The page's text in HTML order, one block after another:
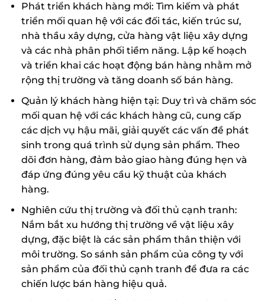
Phát triển khách hàng mới: Tìm kiếm và phát
triển mối quan hệ với các đối tác, kiến trúc sư,
nhà thầu xây dựng, cửa hàng vật liệu xây dựng
và các nhà phân phối tiềm năng. Lập kế hoạch
và triển khai các hoạt động bán hàng nhằm mở
rộng thị trường và tăng doanh số bán hàng.
Quản lý khách hàng hiện tại: Duy trì và chăm sóc
mối quan hệ với các khách hàng cũ, cung cấp
các dịch vụ hậu mãi, giải quyết các vấn đề phát
sinh trong quá trình sử dụng sản phẩm. Theo
dõi đơn hàng, đảm bảo giao hàng đúng hẹn và
đáp ứng đúng yêu cầu kỹ thuật của khách
hàng.
Nghiên cứu thị trường và đối thủ cạnh tranh:
Nắm bắt xu hướng thị trường về vật liệu xây
dựng, đặc biệt là các sản phẩm thân thiện với
môi trường. So sánh sản phẩm của công ty với
sản phẩm của đối thủ cạnh tranh để đưa ra các
chiến lược bán hàng hiệu quả.